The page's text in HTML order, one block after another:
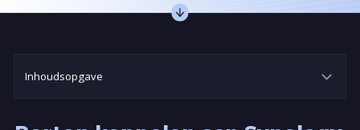
Inhoudsopgave